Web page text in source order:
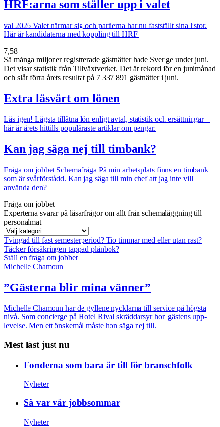
HRF:arna som ställer upp i valet
val 2026 Valet närmar sig och partierna har nu fastställt sina listor.
Här är kandidaterna med koppling till HRF.
7,58
Så många miljoner registrerade gästnätter hade Sverige under juni.
Det visar statistik från Tillväxtverket. Det är rekord för en junimånad
och slår förra årets resultat på 7 337 891 gästnätter i juni.
Extra läsvärt om lönen
Läs igen! Lägsta tillåtna lön enligt avtal, statistik och ersättningar –
här är årets hittills populäraste artiklar om pengar.
Kan jag säga nej till timbank?
Fråga om jobbet Schemafråga På min arbetsplats finns en timbank
som är svårförstådd. Kan jag säga till min chef att jag inte vill
använda den?
Fråga om jobbet
Experterna svarar på läsarfrågor om allt från schemaläggning till
personalmat
Tvingad till fast semesterperiod? Tio timmar med eller utan rast?
Täcker försäkringen tappad plånbok?
Ställ en fråga om jobbet
Michelle Chamoun
”Gästerna blir mina vänner”
Michelle Chamoun har de gyllene nycklarna till service på högsta
nivå. Som concierge på Hotel Rival skräddarsyr hon gästens upp­
levelse. Men ett önskemål måste hon säga nej till.
Mest läst just nu
Fonderna som bara är till för branschfolk
Nyheter
Så var vår jobbsommar
Nyheter